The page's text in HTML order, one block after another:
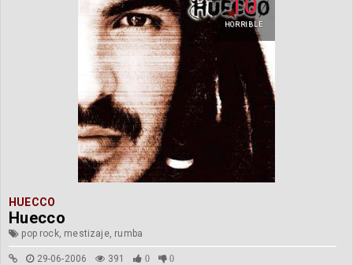
HORRIBLE
HUECCO
Huecco
pop rock, mestizaje, rumba
29-06-2006 391 0 0